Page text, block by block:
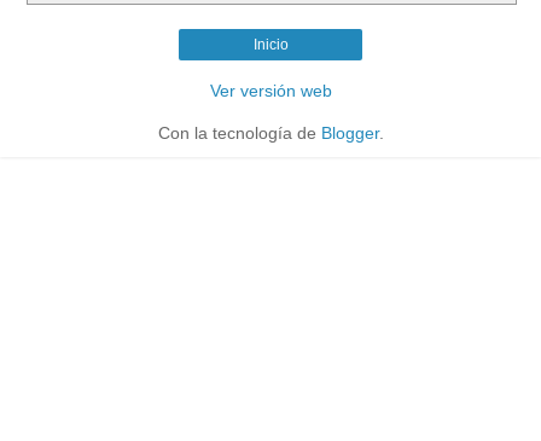
Inicio
Ver versión web
Con la tecnología de Blogger.